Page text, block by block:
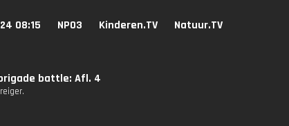
08:15 NPO3 Kinderen.TV Natuur.TV
battle: Afl. 4